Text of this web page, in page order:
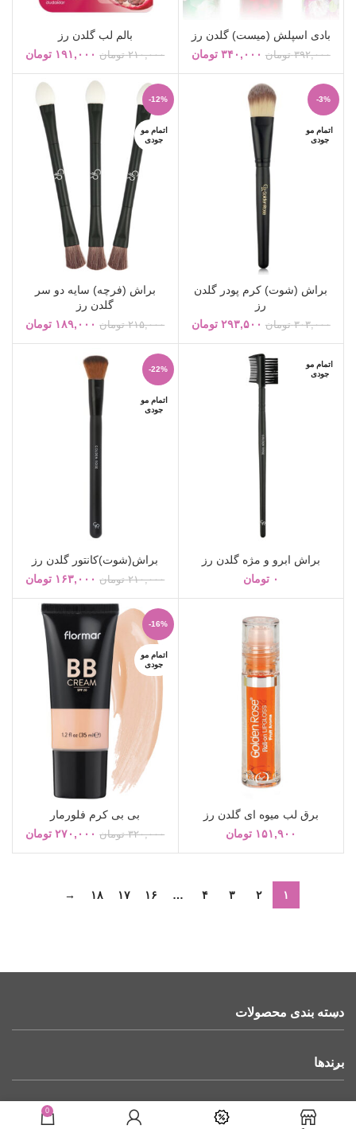
بادی اسپلش (میست) گلدن رز
۳۹۲,۰۰۰ تومان ۳۴۰,۰۰۰ تومان
بالم لب گلدن رز
۲۱۰,۰۰۰ تومان ۱۹۱,۰۰۰ تومان
-3%
اتمام مو
جودی
براش (شوت) کرم پودر گلدن
رز
۳۰۳,۰۰۰ تومان ۲۹۳,۵۰۰ تومان
-12%
اتمام مو
جودی
براش (فرچه) سایه دو سر
گلدن رز
۲۱۵,۰۰۰ تومان ۱۸۹,۰۰۰ تومان
اتمام مو
جودی
براش ابرو و مژه گلدن رز
۰ تومان
-22%
اتمام مو
جودی
براش(شوت)کانتور گلدن رز
۲۱۰,۰۰۰ تومان ۱۶۳,۰۰۰ تومان
برق لب میوه ای گلدن رز
۱۵۱,۹۰۰ تومان
-16%
اتمام مو
جودی
بی بی کرم فلورمار
۳۲۰,۰۰۰ تومان ۲۷۰,۰۰۰ تومان
۱ ۲ ۳ ۴ … ۱۶ ۱۷ ۱۸ →
دسته بندی محصولات
برندها
لینکهای مفید 0